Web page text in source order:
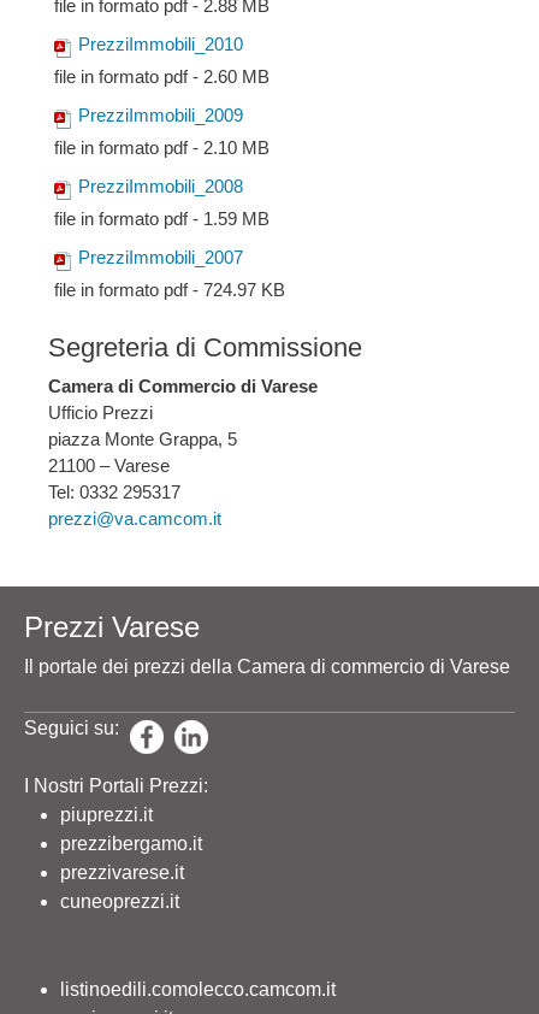
file in formato pdf - 2.88 MB
PrezziImmobili_2010
file in formato pdf - 2.60 MB
PrezziImmobili_2009
file in formato pdf - 2.10 MB
PrezziImmobili_2008
file in formato pdf - 1.59 MB
PrezziImmobili_2007
file in formato pdf - 724.97 KB
Segreteria di Commissione
Camera di Commercio di Varese
Ufficio Prezzi
piazza Monte Grappa, 5
21100 – Varese
Tel: 0332 295317
prezzi@va.camcom.it
Prezzi Varese
Il portale dei prezzi della Camera di commercio di Varese
Seguici su:
I Nostri Portali Prezzi:
piuprezzi.it
prezzibergamo.it
prezzivarese.it
cuneoprezzi.it
listinoedili.comolecco.camcom.it